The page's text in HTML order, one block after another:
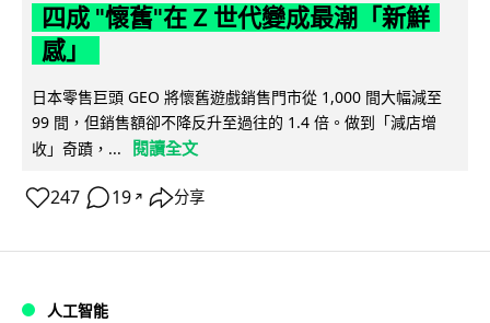
四成 "懷舊"在 Z 世代變成最潮「新鮮
感」
日本零售巨頭 GEO 將懷舊遊戲銷售門市從 1,000 間大幅減至
99 間，但銷售額卻不降反升至過往的 1.4 倍。做到「減店增
收」奇蹟，...
閱讀全文
247 19 ↗ 分享
人工智能